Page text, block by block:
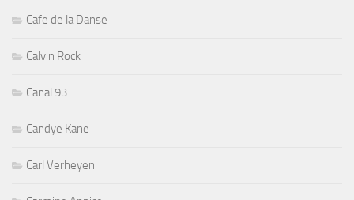
Cafe de la Danse
Calvin Rock
Canal 93
Candye Kane
Carl Verheyen